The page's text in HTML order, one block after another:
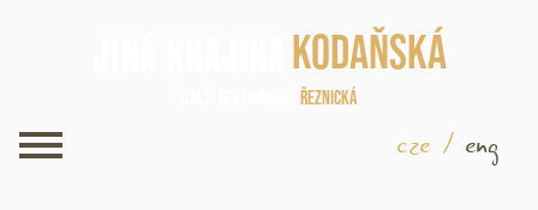
Kodaňská
Řeznická
cze / eng